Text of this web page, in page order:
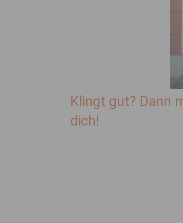
Klingt gut? Dann
dich!